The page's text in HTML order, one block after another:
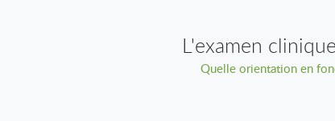
L'examen
Quelle orientation en